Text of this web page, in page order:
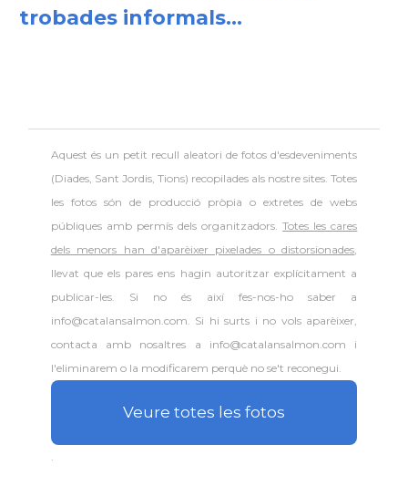
trobades informals...
Aquest és un petit recull aleatori defotos d'esdeveniments
(Diades, Sant Jordis, Tions) recopilades als nostre sites. Totes
les fotos són de producció pròpia o extretes de webs
públiques amb permís dels organitzadors.Totes les cares
dels menors han d'aparèixer pixelades o distorsionades,
llevat que els pares ens hagin autoritzar explícitament a
publicar-les. Si no és així fes-nos-ho saber a
info@catalansalmon.com. Si hi surts i no vols aparèixer,
contacta amb nosaltres a info@catalansalmon.com i
l'eliminarem o la modificarem perquè no se't reconegui.
Veure totes les fotos